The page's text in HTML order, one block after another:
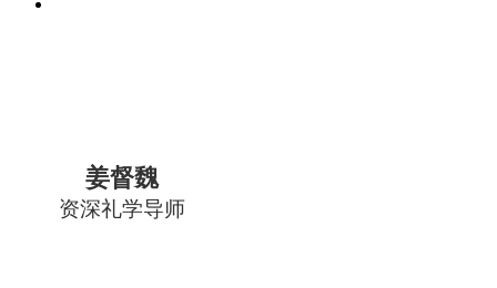
姜督魏
资深礼学导师